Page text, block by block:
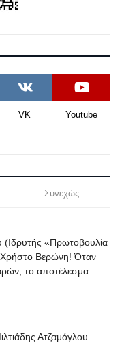
VK Youtube
Συνεχώς
(Ιδρυτής «Πρωτοβουλία
Βερώνη! Όταν
το αποτέλεσμα
Ατζαμόγλου